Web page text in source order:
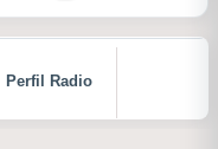
Perfil Radio